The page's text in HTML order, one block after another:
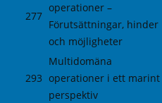
277
operationer –
Förutsättningar, hinder
och möjligheter
293
Multidomäna
operationer i ett marint
perspektiv